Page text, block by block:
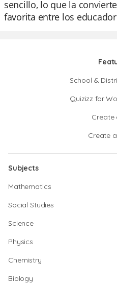
sencillo, lo que la
favorita entre los
School &
Quizizz for
Create
Create
Subjects
Mathematics
Social Studies
Science
Physics
Chemistry
Biology